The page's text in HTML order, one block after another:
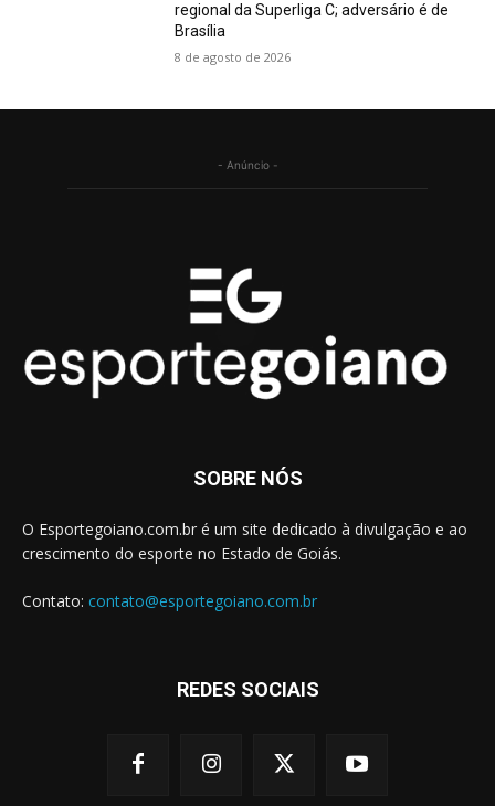
regional da Superliga C; adversário é de
Brasília
8 de agosto de 2026
- Anúncio -
SOBRE NÓS
O Esportegoiano.com.br é um site dedicado à divulgação e ao
crescimento do esporte no Estado de Goiás.
Contato: contato@esportegoiano.com.br
REDES SOCIAIS